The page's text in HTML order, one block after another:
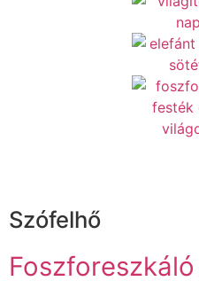
Szófelhő
Foszforeszkáló